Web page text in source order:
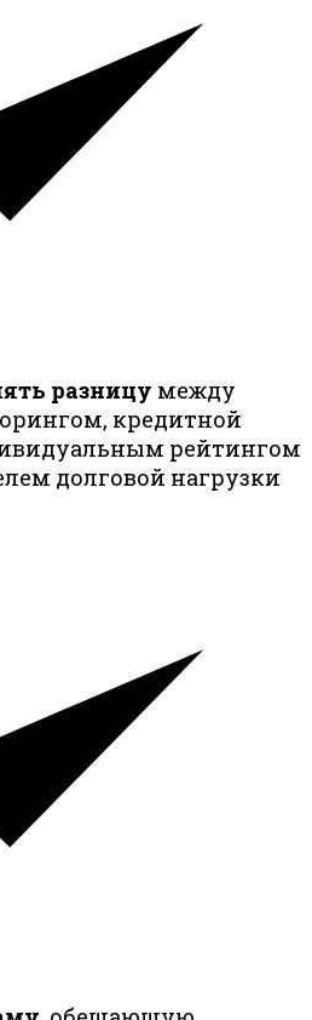
разницу между
кредитной
рейтингом
долговой нагрузки